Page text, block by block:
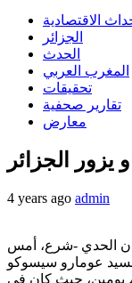
الاقتصادية
الجزائر
الحدث
المغرب العربي
تحقيقات
تقارير صحفية
معارض
يزور الجزائر
4 years ago admin
الحدي -شرع، أمس
بيساو السيد عومارو سيسوكو
يومين، حيث كان في